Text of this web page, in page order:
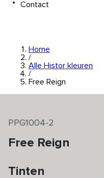
Contact
Home
/
Alle Histor kleuren
/
Free Reign
PPG1004-2
Free Reign
Tinten